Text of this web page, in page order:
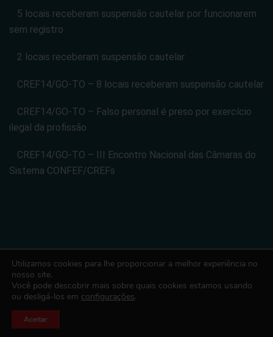
5 locais receberam suspensão cautelar por funcionarem
sem registro
2 locais receberam suspensão cautelar
CREF14/GO-TO – 8 locais receberam suspensão cautelar
CREF14/GO-TO – Falso personal é preso por exercício
ilegal da profissão
CREF14/GO-TO – III Encontro Nacional das Câmaras do
Sistema CONFEF/CREFs
CONSELHO REGIONAL DE EDUCACAO FISICA DA 14 REGIAO -
CREF14/GO-TO. CNPJ: 08.024.822/0001-14
Todos os direitos reservados. Desenvolvido com ♡ por Conexão
Utilizamos cookies para lhe proporcionar a melhor experiência no
nosso site.
Você pode descobrir mais sobre quais cookies estamos usando
ou desligá-los em configurações.
Aceitar